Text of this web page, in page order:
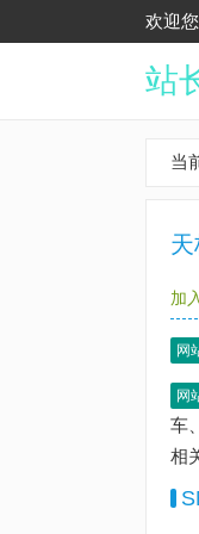
欢迎
站
当
加
网
网
车
相